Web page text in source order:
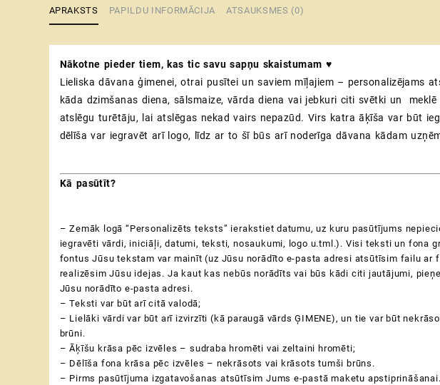
APRAKSTS PAPILDU INFORMĀCIJA ATSAUKSMES (0)
Nākotne pieder tiem, kas tic savu sapņu skaistumam ♥
Lieliska dāvana ģimenei, otrai pusītei un saviem mīļajiem – personalizējams
kāda dzimšanas diena, sālsmaize, vārda diena vai jebkuri citi svētki un
atslēgu turētāju, lai atslēgas nekad vairs nepazūd. Virs katra āķīša var būt
dēlīša var iegravēt arī logo, līdz ar to šī būs arī noderīga dāvana kādam
Kā pasūtīt?
– Zemāk logā “Personalizēts teksts” ierakstiet datumu, uz kuru pasūtījums
iegravēti vārdi, iniciāļi, datumi, teksti, nosaukumi, logo u.tml.). Visi teksti un fona
fontus Jūsu tekstam var mainīt (uz Jūsu norādīto e-pasta adresi atsūtīsim failu ar
realizēsim Jūsu idejas. Ja kaut kas nebūs norādīts vai būs kādi citi jautājumi,
Jūsu norādīto e-pasta adresi.
– Teksti var būt arī citā valodā;
– Lielāki vārdi var būt arī izvirzīti (kā paraugā vārds ĢIMENE), un tie var būt
brūni.
– Āķīšu krāsa pēc izvēles – sudraba hromēti vai zeltaini hromēti;
– Dēlīša fona krāsa pēc izvēles – nekrāsots vai krāsots tumši brūns.
– Pirms pasūtījuma izgatavošanas atsūtīsim Jums e-pastā maketu apstiprināšanai.